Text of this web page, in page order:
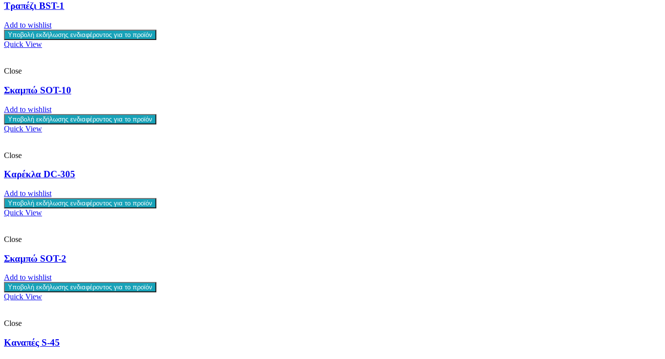
Τραπέζι BST-1
Add to wishlist
Υποβολή εκδήλωσης ενδιαφέροντος για το προϊόν
Quick View
Close
Σκαμπώ SOT-10
Add to wishlist
Υποβολή εκδήλωσης ενδιαφέροντος για το προϊόν
Quick View
Close
Καρέκλα DC-305
Add to wishlist
Υποβολή εκδήλωσης ενδιαφέροντος για το προϊόν
Quick View
Close
Σκαμπώ SOT-2
Add to wishlist
Υποβολή εκδήλωσης ενδιαφέροντος για το προϊόν
Quick View
Close
Καναπές S-45